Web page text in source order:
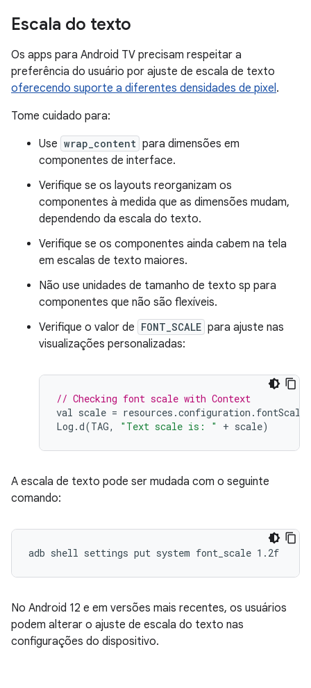
Escala do texto
Os apps para Android TV precisam respeitar a
preferência do usuário por ajuste de escala de texto
oferecendo suporte a diferentes densidades de pixel.
Tome cuidado para:
Use wrap_content para dimensões em
componentes de interface.
Verifique se os layouts reorganizam os
componentes à medida que as dimensões mudam,
dependendo da escala do texto.
Verifique se os componentes ainda cabem na tela
em escalas de texto maiores.
Não use unidades de tamanho de texto sp para
componentes que não são flexíveis.
Verifique o valor de FONT_SCALE para ajuste nas
visualizações personalizadas:
// Checking font scale with Context
val scale = resources .configuration . fontScale
Log .d(TAG, "Text scale is: " + scale)
A escala de texto pode ser mudada com o seguinte
comando:
No Android 12 e em versões mais recentes, os usuários
podem alterar o ajuste de escala do texto nas
configurações do dispositivo.